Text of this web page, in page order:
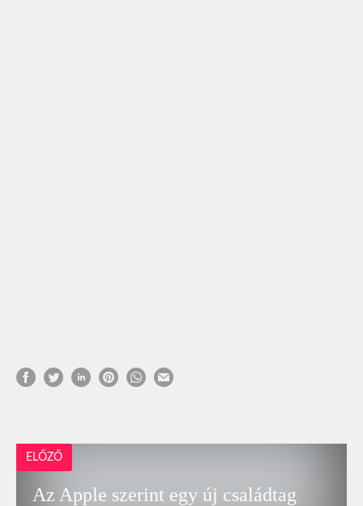
ELŐZŐ
Az Apple szerint egy új családtag